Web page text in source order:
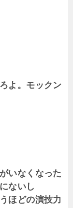
よ。モックン
いなくなった
ないし
ほどの演技力